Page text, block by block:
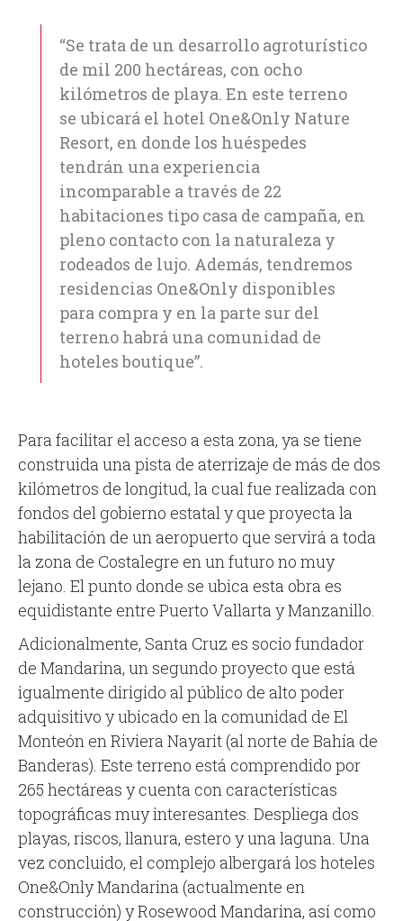
“Se trata de un desarrollo agroturístico
de mil 200 hectáreas, con ocho
kilómetros de playa. En este terreno
se ubicará el hotel One&Only Nature
Resort, en donde los huéspedes
tendrán una experiencia
incomparable a través de 22
habitaciones tipo casa de campaña, en
pleno contacto con la naturaleza y
rodeados de lujo. Además, tendremos
residencias One&Only disponibles
para compra y en la parte sur del
terreno habrá una comunidad de
hoteles boutique”.
Para facilitar el acceso a esta zona, ya se tiene
construida una pista de aterrizaje de más de dos
kilómetros de longitud, la cual fue realizada con
fondos del gobierno estatal y que proyecta la
habilitación de un aeropuerto que servirá a toda
la zona de Costalegre en un futuro no muy
lejano. El punto donde se ubica esta obra es
equidistante entre Puerto Vallarta y Manzanillo.
Adicionalmente, Santa Cruz es socio fundador
de Mandarina, un segundo proyecto que está
igualmente dirigido al público de alto poder
adquisitivo y ubicado en la comunidad de El
Monteón en Riviera Nayarit (al norte de Bahía de
Banderas). Este terreno está comprendido por
265 hectáreas y cuenta con características
topográficas muy interesantes. Despliega dos
playas, riscos, llanura, estero y una laguna. Una
vez concluido, el complejo albergará los hoteles
One&Only Mandarina (actualmente en
construcción) y Rosewood Mandarina, así como